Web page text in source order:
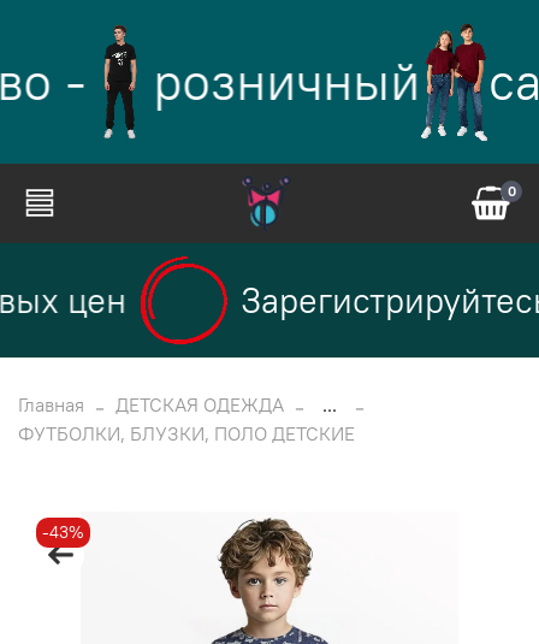
- розничный
0
цен
Главная ДЕТСКАЯ ОДЕЖДА
...
ФУТБОЛКИ, БЛУЗКИ, ПОЛО ДЕТСКИЕ
-43%